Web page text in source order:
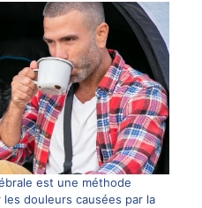
est une méthode
douleurs causées par la